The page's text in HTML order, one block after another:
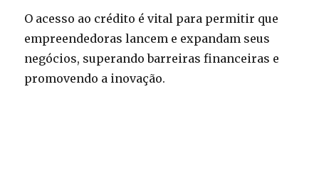
O acesso ao crédito é vital para permitir que
empreendedoras lancem e expandam seus
negócios, superando barreiras financeiras e
promovendo a inovação.